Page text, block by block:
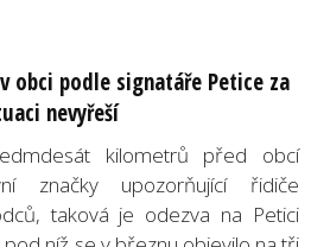
obci podle signatáře Petice za
nevyřeší
kilometrů před obcí
značky upozorňující řidiče
taková je odezva na Petici